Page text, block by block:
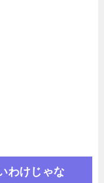
わけじゃな